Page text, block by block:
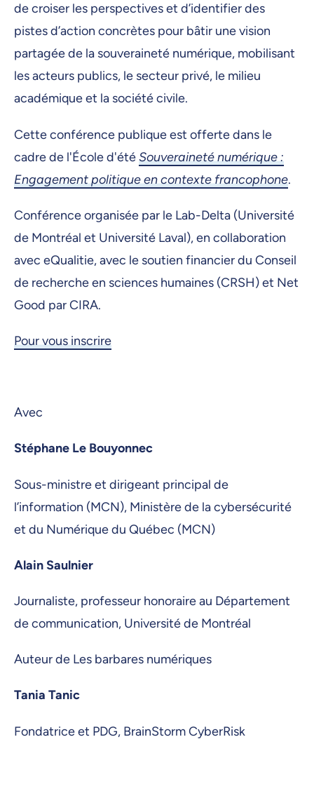
de croiser les perspectives et d’identifier des
pistes d’action concrètes pour bâtir une vision
partagée de la souveraineté numérique, mobilisant
les acteurs publics, le secteur privé, le milieu
académique et la société civile.
Cette conférence publique est offerte dans le
cadre de l'École d'étéSouveraineté numérique :
Engagement politique en contexte francophone.
Conférence organisée par le Lab-Delta (Université
de Montréal et Université Laval), en collaboration
avec eQualitie, avec le soutien financier du Conseil
de recherche en sciences humaines (CRSH) et Net
Good par CIRA.
Pour vous inscrire
Avec
Stéphane Le Bouyonnec
Sous-ministre et dirigeant principal de
l’information (MCN), Ministère de la cybersécurité
et du Numérique du Québec (MCN)
Alain Saulnier
Journaliste, professeur honoraire au Département
de communication, Université de Montréal
Auteur de Les barbares numériques
Tania Tanic
Fondatrice et PDG, BrainStorm CyberRisk